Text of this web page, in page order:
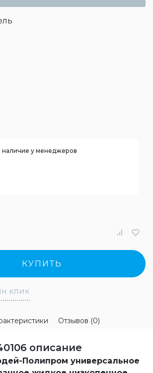
наличие у менеджеров
КУПИТЬ
клик
Отзывов (0)
описание
Полипром универсальное